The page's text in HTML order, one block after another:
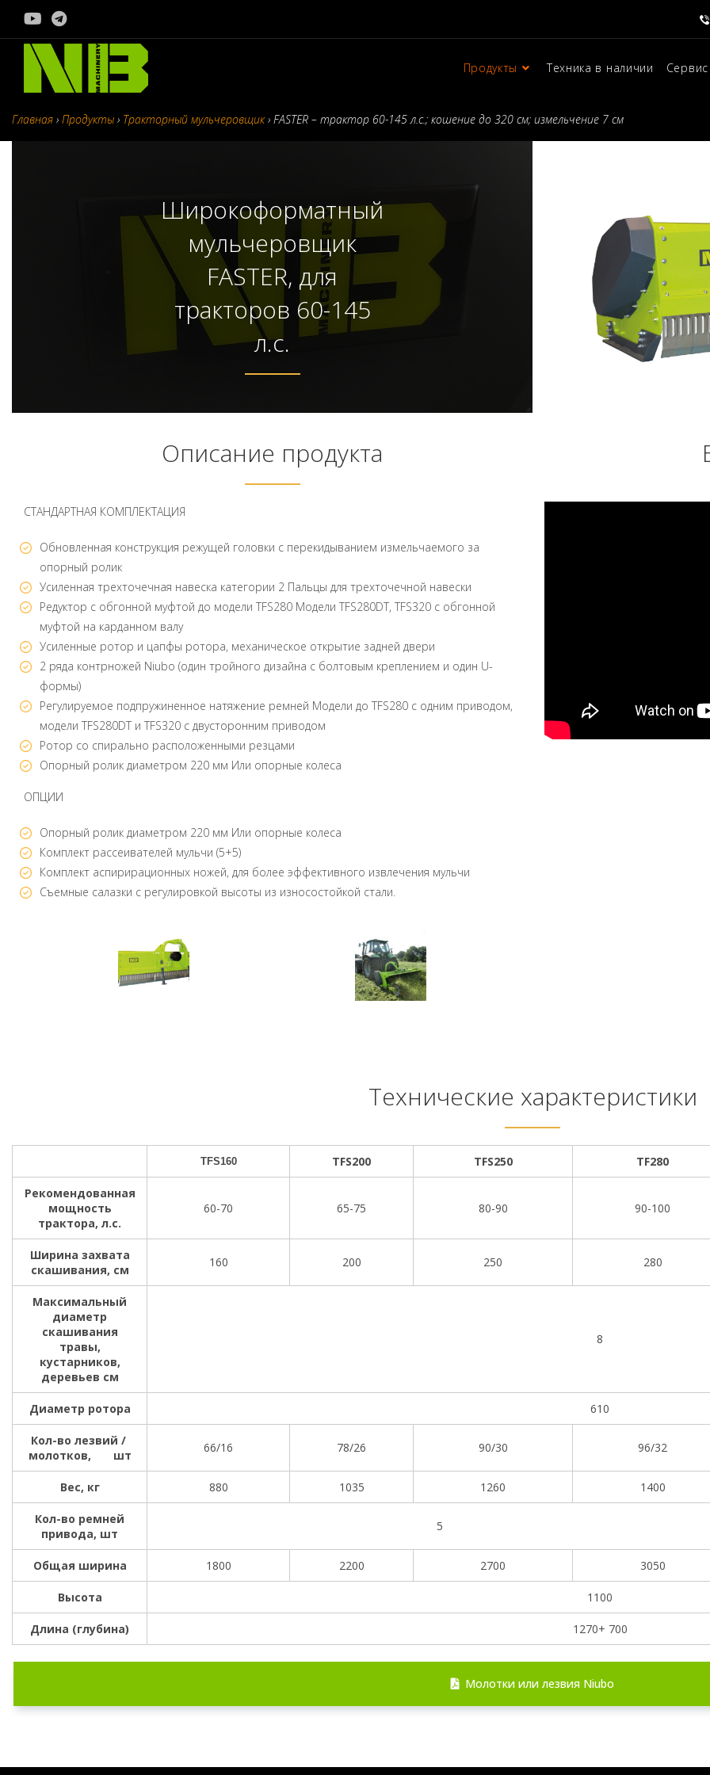
Перейти
содержимому
Продукты Техника в наличии
Главная › Продукты › Тракторный мульчеровщик › FASTER – трактор 60-145 л.с.; кошение до 320 см; измельчение 7 см
Широкоформатный
мульчеровщик
FASTER, для
тракторов 60-145
л.с.
Описание продукта
СТАНДАРТНАЯ КОМПЛЕКТАЦИЯ
Обновленная конструкция режущей головки с перекидыванием измельчаемого за
опорный ролик
Усиленная трехточечная навеска категории 2 Пальцы для трехточечной навески
Редуктор с обгонной муфтой до модели TFS280 Модели TFS280DT, TFS320 с обгонной
муфтой на карданном валу
Усиленные ротор и цапфы ротора, механическое открытие задней двери
2 ряда контрножей Niubo (один тройного дизайна с болтовым креплением и один U-
формы)
Регулируемое подпружиненное натяжение ремней Модели до TFS280 с одним приводом,
модели TFS280DT и TFS320 с двусторонним приводом
Ротор со спирально расположенными резцами
Опорный ролик диаметром 220 мм Или опорные колеса
ОПЦИИ
Опорный ролик диаметром 220 мм Или опорные колеса
Комплект рассеивателей мульчи (5+5)
Комплект аспирирационных ножей, для более эффективного извлечения мульчи
Съемные салазки с регулировкой высоты из износостойкой стали.
Технические характеристики
TFS160 TFS200 TFS250 TF280
Рекомендованная
мощность
трактора, л.с.
60-70 65-75 80-90 90-100
Ширина захвата
скашивания, см
160 200 250 280
Максимальный
диаметр
скашивания
травы,
кустарников,
деревьев см
8
Диаметр ротора 610
Кол-во лезвий /
молотков, шт
66/16 78/26 90/30 96/32
Вес, кг 880 1035 1260 1400
Кол-во ремней
привода, шт
5
Общая ширина 1800 2200 2700 3050
Высота 1100
Длина (глубина) 1270+ 700
Молотки или лезвия Niubo